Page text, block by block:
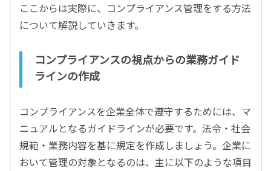
ここからは実際に、コンプライアンス管理をする方法
について解説していきます。
コンプライアンスの視点からの業務ガイド
ラインの作成
コンプライアンスを企業全体で遵守するためには、マ
ニュアルとなるガイドラインが必要です。法令・社会
規範・業務内容を基に規定を作成しましょう。企業に
おいて管理の対象となるのは、主に以下のような項目